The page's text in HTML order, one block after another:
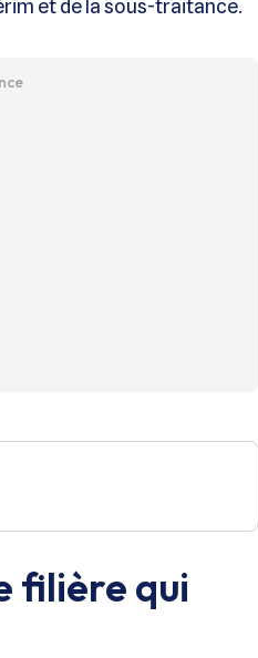
et de la sous-traitance.
filière qui